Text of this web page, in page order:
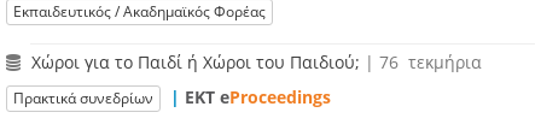
Εκπαιδευτικός / Ακαδημαϊκός Φορέας
Χώροι για το Παιδί ή Χώροι του Παιδιού; | 76 τεκμήρια
Πρακτικά συνεδρίων | ΕΚΤ eProceedings